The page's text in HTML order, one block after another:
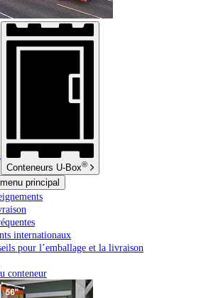
Conteneurs U-Box®
principal
internationaux
pour l’emballage et la livraison
conteneur